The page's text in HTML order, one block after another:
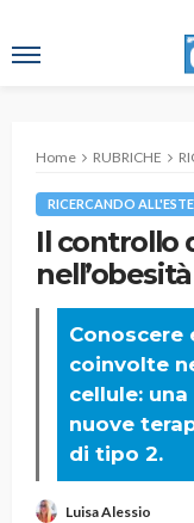
Home RUBRICHE
RICERCANDO
Il controllo
Conoscere
coinvolte
cellule:
nuove
di tipo 2.
Luisa Alessio